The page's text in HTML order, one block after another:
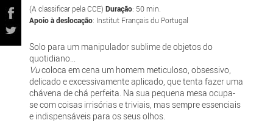
(A classificar pela CCE)Duração: 50 min.
Apoio à deslocação: Institut Français du Portugal
Solo para um manipulador sublime de objetos do
quotidiano...
Vucoloca em cena um homem meticuloso, obsessivo,
delicado e excessivamente aplicado, que tenta fazer uma
chávena de chá perfeita. Na sua pequena mesa ocupa-
se com coisas irrisórias e triviais, mas sempre essenciais
e indispensáveis para os seus olhos.